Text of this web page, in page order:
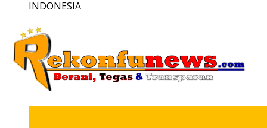
INDONESIA